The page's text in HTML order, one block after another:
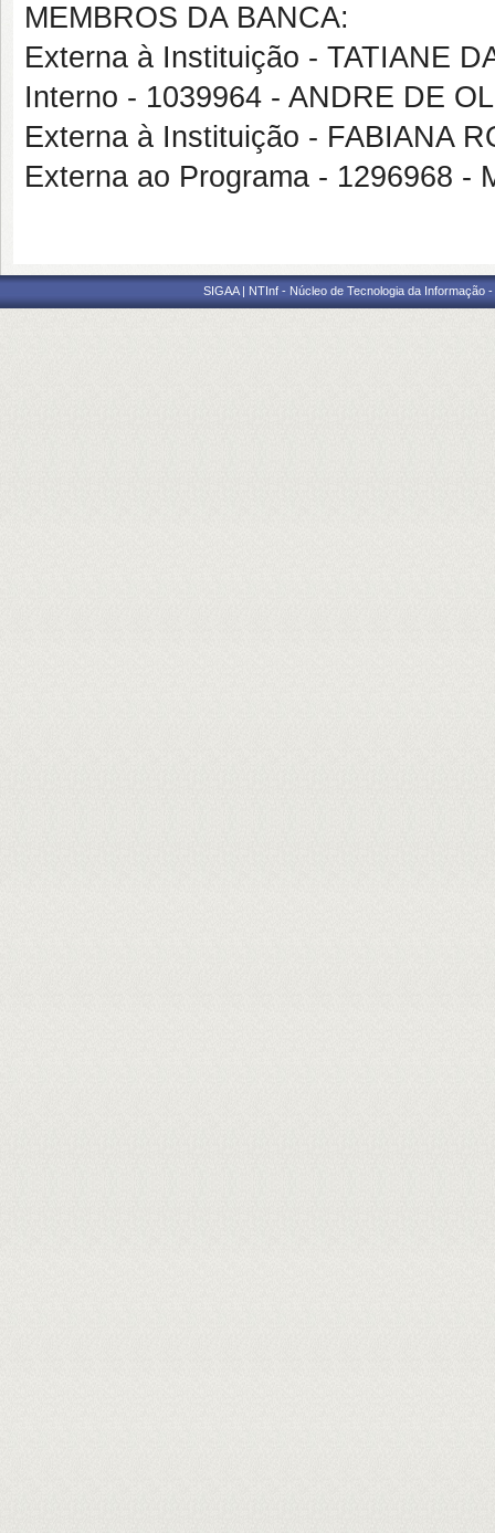
MEMBROS DA BANCA:
Externa à Instituição - TATIANE
Interno - 1039964 - ANDRE DE
Externa à Instituição - FABIANA
Externa ao Programa - 1296968 -
SIGAA | NTInf - Núcleo de Tecnologia da